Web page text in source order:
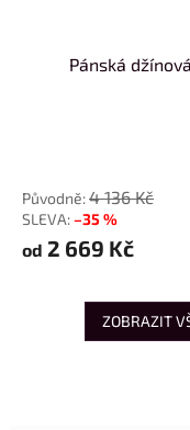
Pánská
4 136 Kč
–35 %
od 2 669 Kč
ZOBRAZIT